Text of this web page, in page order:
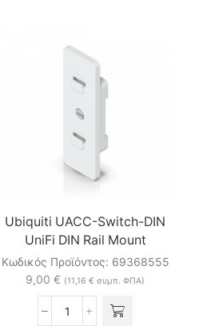
Ubiquiti UACC-Switch-DIN
UniFi DIN Rail Mount
Κωδικός Προϊόντος: 69368555
9,00€ (11,16€ συμπ. ΦΠΑ)
Ubiquiti